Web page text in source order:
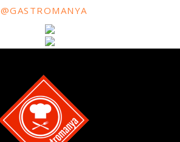
@GASTROMANYA